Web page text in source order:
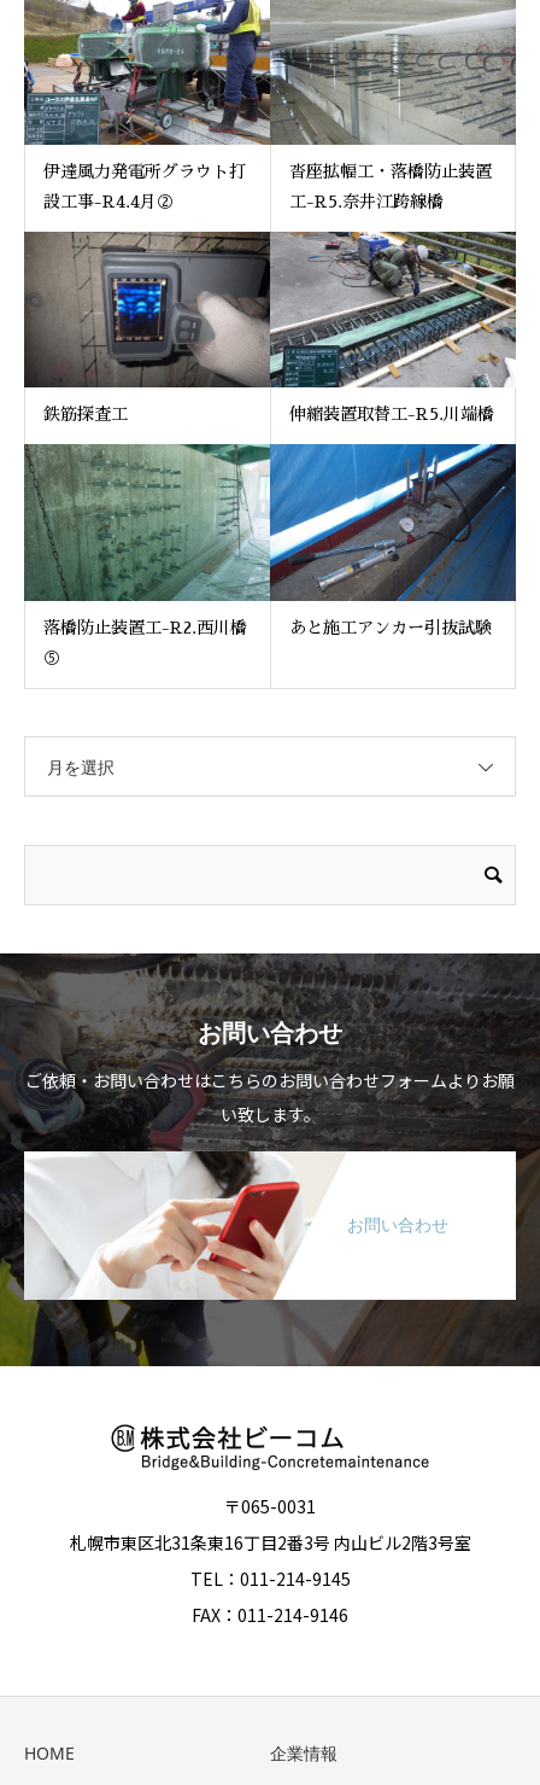
伊達風力発電所グラウト打
設工事-R4.4月②
沓座拡幅工・落橋防止装置
工-R5.奈井江跨線橋
鉄筋探査工 伸縮装置取替工-R5.川端橋
落橋防止装置工-R2.西川橋
⑤
あと施工アンカー引抜試験
月を選択
お問い合わせ
ご依頼・お問い合わせはこちらのお問い合わせフォームよりお願
い致します。
お問い合わせ
〒065-0031
札幌市東区北31条東16丁目2番3号 内山ビル2階3号室
TEL：011-214-9145
FAX：011-214-9146
HOME
企業情報